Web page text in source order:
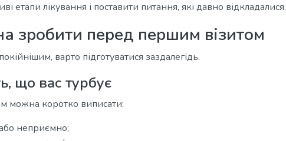
етапи лікування і поставити питання, які давно відкладалися.
зробити перед першим візитом
варто підготуватися заздалегідь.
що вас турбує
можна коротко виписати:
неприємно;